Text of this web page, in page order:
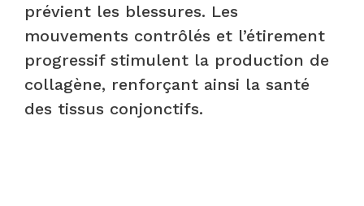
prévient les blessures. Les
mouvements contrôlés et l’étirement
progressif stimulent la production de
collagène, renforçant ainsi la santé
des tissus conjonctifs.